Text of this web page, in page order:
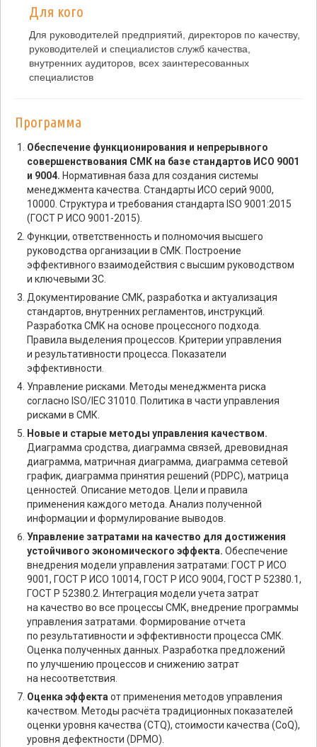
Для кого
Для руководителей предприятий, директоров по качеству,
руководителей и специалистов служб качества,
внутренних аудиторов, всех заинтересованных
специалистов
Программа
Обеспечение функционирования и непрерывного
совершенствования СМК на базе стандартов ИСО 9001
и 9004. Нормативная база для создания системы
менеджмента качества. Стандарты ИСО серий 9000,
10000. Структура и требования стандарта ISO 9001:2015
(ГОСТ Р ИСО 9001-2015).
Функции, ответственность и полномочия высшего
руководства организации в СМК. Построение
эффективного взаимодействия с высшим руководством
и ключевыми ЗС.
Документирование СМК, разработка и актуализация
стандартов, внутренних регламентов, инструкций.
Разработка СМК на основе процессного подхода.
Правила выделения процессов. Критерии управления
и результативности процесса. Показатели
эффективности.
Управление рисками. Методы менеджмента риска
согласно ISO/IEC 31010. Политика в части управления
рисками в СМК.
Новые и старые методы управления качеством.
Диаграмма сродства, диаграмма связей, древовидная
диаграмма, матричная диаграмма, диаграмма сетевой
график, диаграмма принятия решений (PDPC), матрица
ценностей. Описание методов. Цели и правила
применения каждого метода. Анализ полученной
информации и формулирование выводов.
Управление затратами на качество для достижения
устойчивого экономического эффекта. Обеспечение
внедрения модели управления затратами: ГОСТ Р ИСО
9001, ГОСТ Р ИСО 10014, ГОСТ Р ИСО 9004, ГОСТ Р 52380.1,
ГОСТ Р 52380.2. Интеграция модели учета затрат
на качество во все процессы СМК, внедрение программы
управления затратами. Формирование отчета
по результативности и эффективности процесса СМК.
Оценка полученных данных. Разработка предложений
по улучшению процессов и снижению затрат
на несоответствия.
Оценка эффекта от применения методов управления
качеством. Методы расчёта традиционных показателей
оценки уровня качества (CTQ), стоимости качества (CoQ),
уровня дефектности (DPMO).